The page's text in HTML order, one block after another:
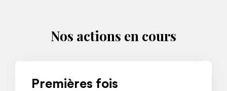
Nos actions en cours
Premières fois